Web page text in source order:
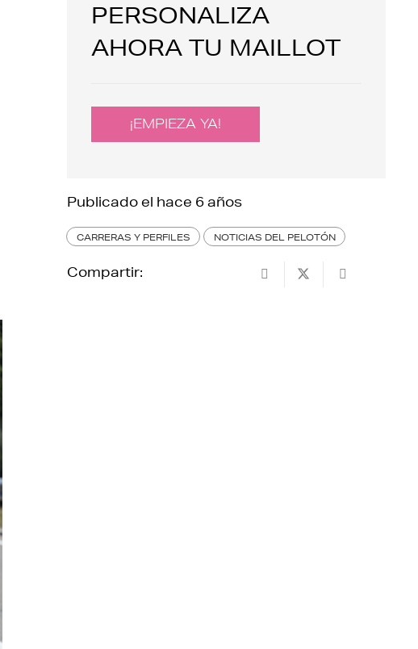
PERSONALIZA
AHORA TU MAILLOT
¡EMPIEZA YA!
Publicado el hace 6 años
CARRERAS Y PERFILES NOTICIAS DEL PELOTÓN
Compartir: